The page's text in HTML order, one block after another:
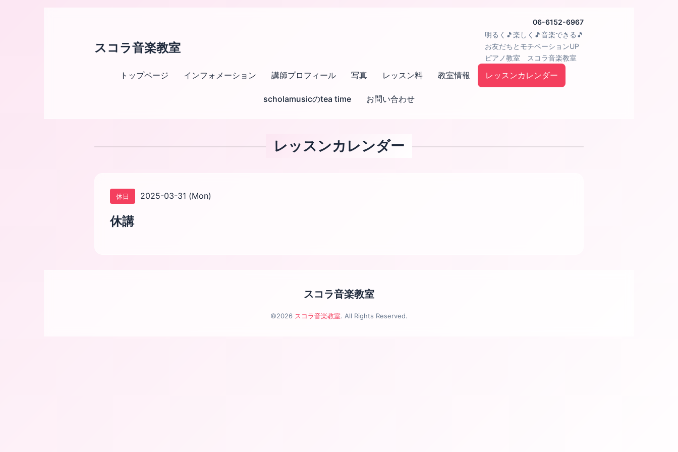
06-6152-6967
スコラ音楽教室
明るく🎵楽しく🎵音楽できる🎵
お友だちとモチベーションUP
ピアノ教室 スコラ音楽教室
トップページ インフォメーション 講師プロフィール 写真 レッスン料 教室情報 レッスンカレンダー
scholamusicのtea time お問い合わせ
レッスンカレンダー
休日 2025-03-31 (Mon)
休講
スコラ音楽教室
©2026 スコラ音楽教室. All Rights Reserved.